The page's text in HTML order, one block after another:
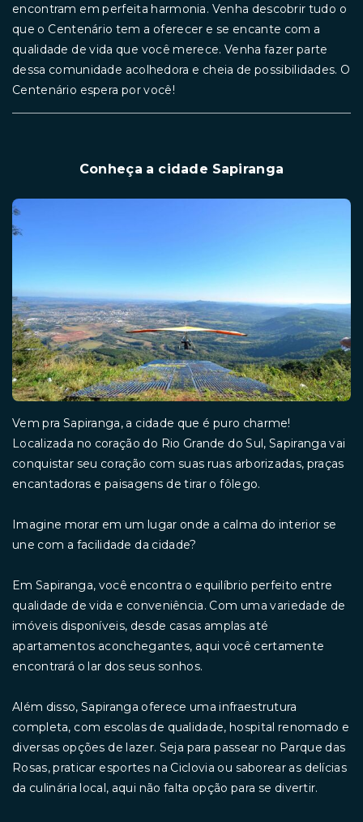
encontram em perfeita harmonia. Venha descobrir tudo o
que o Centenário tem a oferecer e se encante com a
qualidade de vida que você merece. Venha fazer parte
dessa comunidade acolhedora e cheia de possibilidades. O
Centenário espera por você!
Conheça a cidade Sapiranga
Vem pra Sapiranga, a cidade que é puro charme!
Localizada no coração do Rio Grande do Sul, Sapiranga vai
conquistar seu coração com suas ruas arborizadas, praças
encantadoras e paisagens de tirar o fôlego.
Imagine morar em um lugar onde a calma do interior se
une com a facilidade da cidade?
Em Sapiranga, você encontra o equilíbrio perfeito entre
qualidade de vida e conveniência. Com uma variedade de
imóveis disponíveis, desde casas amplas até
apartamentos aconchegantes, aqui você certamente
encontrará o lar dos seus sonhos.
Além disso, Sapiranga oferece uma infraestrutura
completa, com escolas de qualidade, hospital renomado e
diversas opções de lazer. Seja para passear no Parque das
Rosas, praticar esportes na Ciclovia ou saborear as delícias
da culinária local, aqui não falta opção para se divertir.